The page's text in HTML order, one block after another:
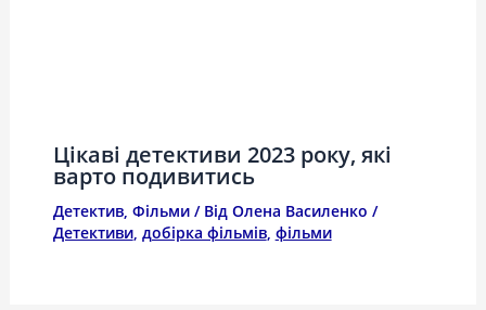
Цікаві детективи 2023 року, які
варто подивитись
Детектив, Фільми/ Від Олена Василенко /
Детективи, добірка фільмів, фільми